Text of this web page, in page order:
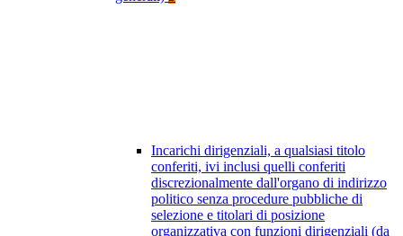
Incarichi dirigenziali, a qualsiasi titolo
conferiti, ivi inclusi quelli conferiti
discrezionalmente dall'organo di indirizzo
politico senza procedure pubbliche di
selezione e titolari di posizione
organizzativa con funzioni dirigenziali (da